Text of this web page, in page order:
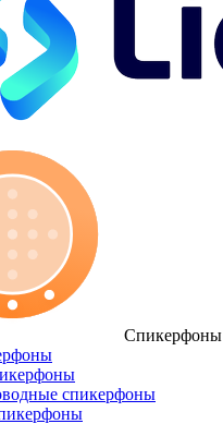
Спикерфоны
спикерфоны